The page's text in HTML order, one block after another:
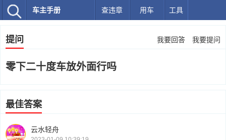
车主手册 查违章 用车 工具
提问 我要回答 我要提问
零下二十度车放外面行吗
最佳答案
云水轻舟